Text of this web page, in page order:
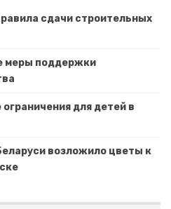
сдачи строительных
меры поддержки
для детей в
возложило цветы к